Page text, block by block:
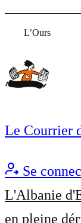
L’Ours
Le Courrier
Se
L'Albanie
en pleine